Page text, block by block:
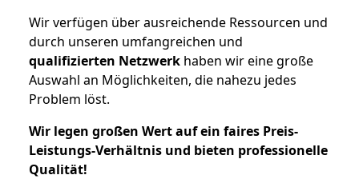
Wir verfügen über ausreichende Ressourcen und
durch unseren umfangreichen und
qualifizierten Netzwerk haben wir eine große
Auswahl an Möglichkeiten, die nahezu jedes
Problem löst.
Wir legen großen Wert auf ein faires Preis-
Leistungs-Verhältnis und bieten professionelle
Qualität!